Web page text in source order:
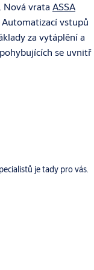
Nová vrata ASSA
vstupů
za vytáplění a
se uvnitř
je tady pro vás.